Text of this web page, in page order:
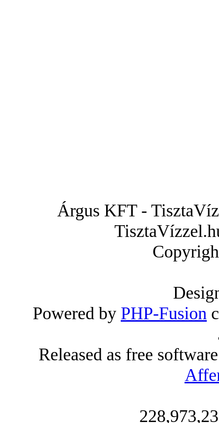
Árgus KFT -
Powered by PHP-Fusion
Released as free